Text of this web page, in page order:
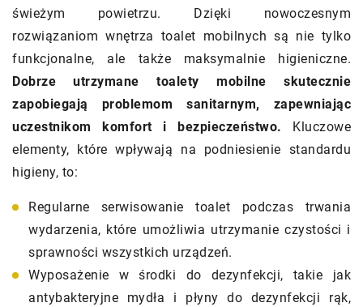
świeżym powietrzu. Dzięki nowoczesnym
rozwiązaniom wnętrza toalet mobilnych są nie tylko
funkcjonalne, ale także maksymalnie higieniczne.
Dobrze utrzymane toalety mobilne skutecznie
zapobiegają problemom sanitarnym, zapewniając
uczestnikom komfort i bezpieczeństwo. Kluczowe
elementy, które wpływają na podniesienie standardu
higieny, to:
Regularne serwisowanie toalet podczas trwania
wydarzenia, które umożliwia utrzymanie czystości i
sprawności wszystkich urządzeń.
Wyposażenie w środki do dezynfekcji, takie jak
antybakteryjne mydła i płyny do dezynfekcji rąk,